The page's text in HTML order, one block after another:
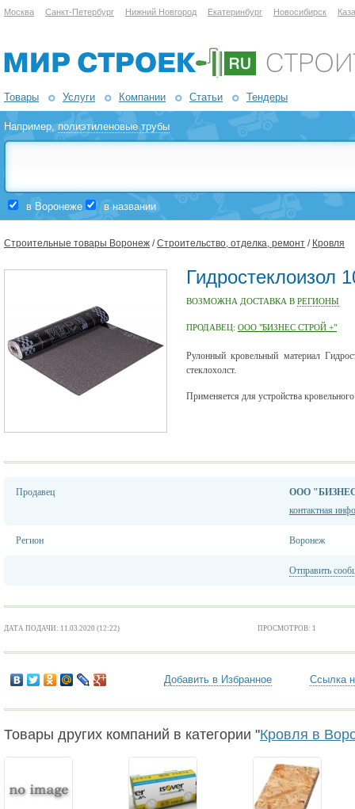
Москва Санкт-Петербург Нижний Новгород Екатеринбург Новосибирск
Товары Услуги Компании Статьи Тендеры
Например,полиэтиленовые трубы
в Воронеже в названии
Строительные товары Воронеж /Строительство, отделка, ремонт / Кровля
Гидростеклоизол
ВОЗМОЖНА ДОСТАВКА В РЕГИОНЫ
ПРОДАВЕЦ: ООО "БИЗНЕС СТРОЙ +"
Рулонный кровельный материал
стеклохолст.
Применяется для устройства
Продавец
ООО
контактная
Регион Воронеж
Отправить
ДАТА ПОДАЧИ: 11.03.2020 (12:22) ПРОСМОТРОВ: 1
Добавить в Избранное Ссылка
Товары других компаний в категории "Кровля в